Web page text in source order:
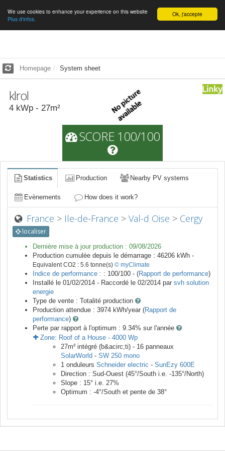
English Ok, j'accepte
We use cookies to enhance your experience on this website
Plus d'infos.
Homepage System sheet
klrol
4 kWp - 27m²
SCORE 100/100
Statistics Production Nearby PV systems
Evènements How does it work?
France > Ile-de-France >Val-d Oise > Cergy
localiser
Dernière mise à jour production : 09/08/2026
Production cumulée depuis le démarrage : 46206 kWh -
Equivalent CO2 : 5.6 tonne(s) © myClimate
Indice de performance : : 100/100 - (Rapport de performance)
Installé le 01/02/2014 - Raccordé le 02/2014 par svh solution
energie
Type de vente : Totalité production
Production attendue : 3974 kWh/year (Rapport de
performance)
Perte par rapport à l'optimum : 9.34% sur l'année
Zone: Roof of a House - 4000 Wp
27m² intégré (b&acirc;ti) - 16 panneaux
SolarWorld - SW 250 mono
1 onduleurs Schneider electric - SunEzy 600E
Direction : Sud-Ouest (45°/South i.e. -135°/North)
Slope : 15° i.e. 27%
Optimum : -4°/South et pente de 38°